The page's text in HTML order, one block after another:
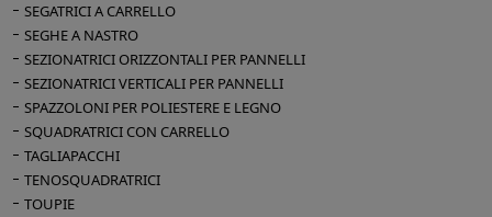
SEGATRICI A CARRELLO
SEGHE A NASTRO
SEZIONATRICI ORIZZONTALI PER PANNELLI
SEZIONATRICI VERTICALI PER PANNELLI
SPAZZOLONI PER POLIESTERE E LEGNO
SQUADRATRICI CON CARRELLO
TAGLIAPACCHI
TENOSQUADRATRICI
TOUPIE